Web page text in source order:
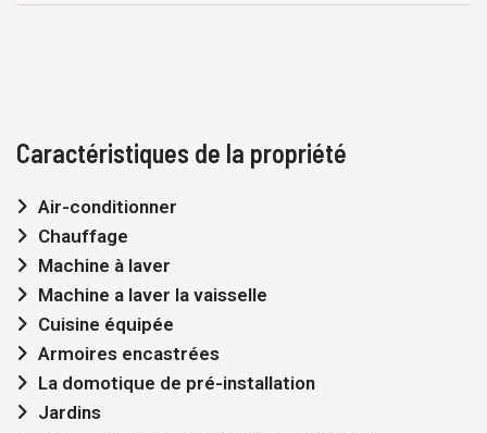
Caractéristiques de la propriété
Air-conditionner
Chauffage
Machine à laver
Machine a laver la vaisselle
Cuisine équipée
Armoires encastrées
La domotique de pré-installation
Jardins